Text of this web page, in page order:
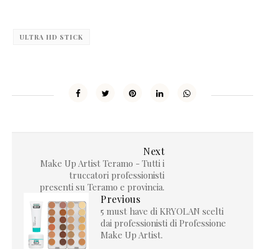
ULTRA HD STICK
Next
Make Up Artist Teramo - Tutti i
truccatori professionisti
presenti su Teramo e provincia.
Previous
5 must have di KRYOLAN scelti
dai professionisti di Professione
Make Up Artist.